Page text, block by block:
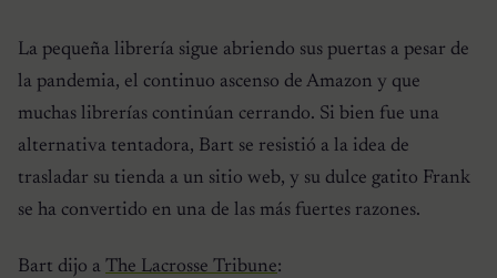
La pequeña librería sigue abriendo sus puertas a pesar de
la pandemia, el continuo ascenso de Amazon y que
muchas librerías continúan cerrando. Si bien fue una
alternativa tentadora, Bart se resistió a la idea de
trasladar su tienda a un sitio web, y su dulce gatito Frank
se ha convertido en una de las más fuertes razones.
Bart dijo a The Lacrosse Tribune: